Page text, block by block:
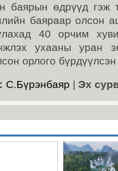
баярын өдрүүд гэж
баяраар олсон
40 орчим
ухааны уран
орлого
С.Бүрэнбаяр | Эх